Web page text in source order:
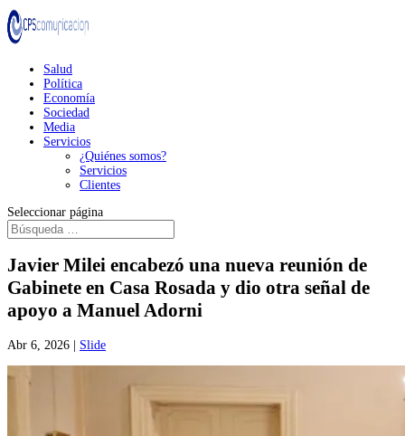
Salud
Política
Economía
Sociedad
Media
Servicios
¿Quiénes somos?
Servicios
Clientes
Seleccionar página
Javier Milei encabezó una nueva reunión de
Gabinete en Casa Rosada y dio otra señal de
apoyo a Manuel Adorni
Abr 6, 2026 Slide